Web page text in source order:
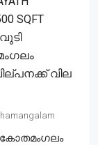
SQFT
വില
കോതമംഗലം